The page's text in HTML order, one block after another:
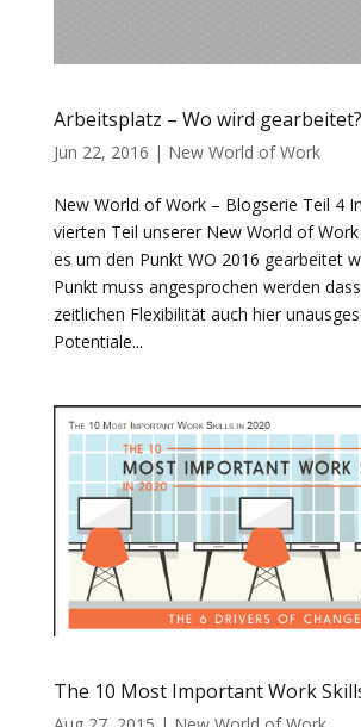
Arbeitsplatz – Wo wird gearbeitet?
Jun 22, 2016 | New World of Work
New World of Work – Blogserie Teil 4
vierten Teil unserer New World of
es um den Punkt WO 2016 gearbeitet
Punkt muss angesprochen werden
zeitlichen Flexibilität auch hier
Potentiale...
The 10 Most Important Work